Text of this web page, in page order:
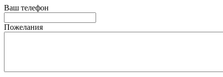
Ваш телефон
Пожелания